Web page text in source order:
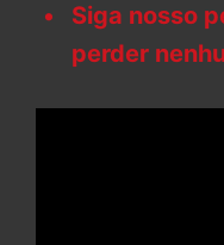
Siga nosso
perder